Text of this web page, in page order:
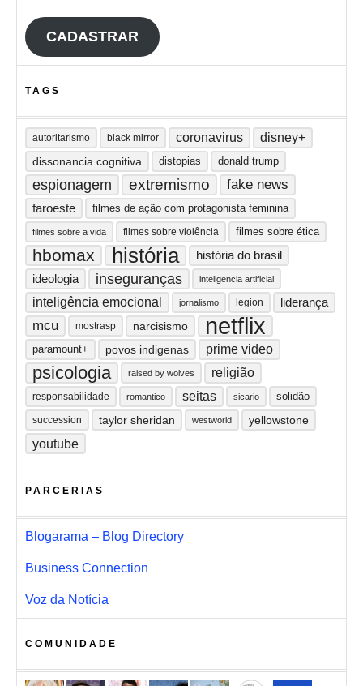
CADASTRAR
TAGS
autoritarismo black mirror coronavirus disney+
dissonancia cognitiva distopias donald trump
espionagem extremismo fake news
faroeste filmes de ação com protagonista feminina
filmes sobre a vida filmes sobre violência filmes sobre ética
hbomax história história do brasil
ideologia inseguranças inteligencia artificial
inteligência emocional jornalismo legion liderança
mcu mostrasp narcisismo netflix
paramount+ povos indigenas prime video
psicologia raised by wolves religião
responsabilidade romantico seitas sicario solidão
succession taylor sheridan westworld yellowstone
youtube
PARCERIAS
Blogarama – Blog Directory
Business Connection
Voz da Notícia
COMUNIDADE